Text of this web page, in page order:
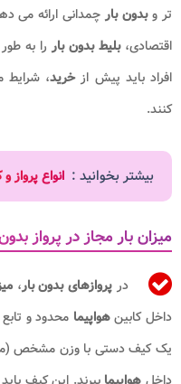
تر وبدون بارچمدانی ارائه می
اقتصادی،بلیط بدون بار را به
افراد باید پیش ازخرید، شرایط
کنند.
بیشتر بخوانید : انواع پرواز
میزان بار مجاز در پرواز
در پروازهای بدون بار،
داخل کابینهواپیما محدود و